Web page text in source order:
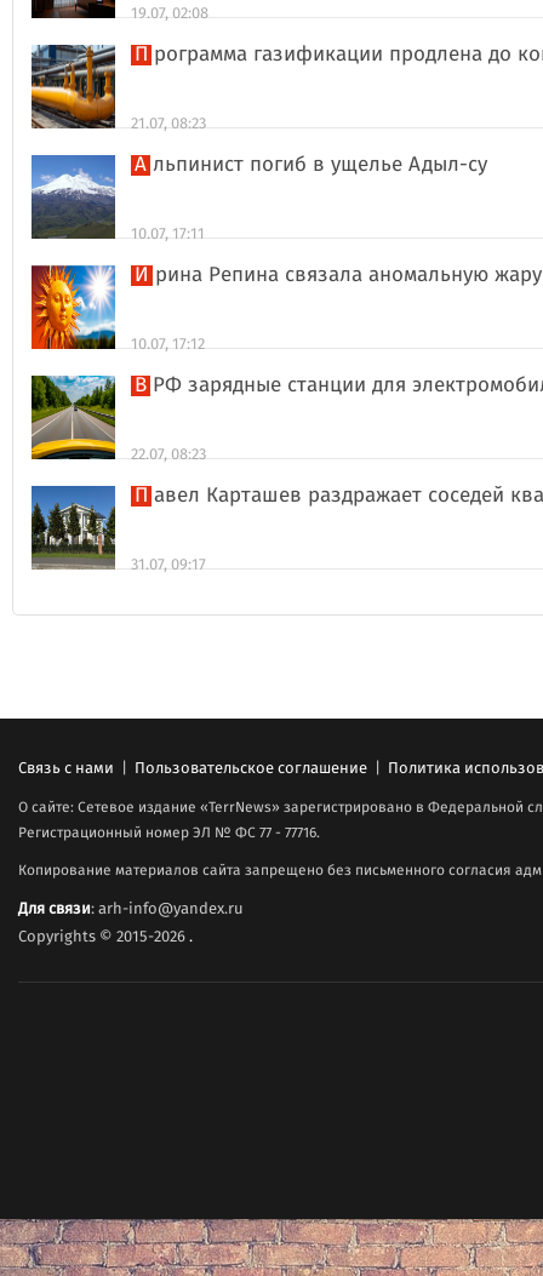
19.07, 02:08
Программа газификации продлена до
21.07, 08:23
Альпинист погиб в ущелье Адыл-су
10.07, 17:11
Ирина Репина связала аномальную
10.07, 17:12
В РФ зарядные станции для
22.07, 08:23
Павел Карташев раздражает соседей
31.07, 09:17
Связь с нами | Пользовательское соглашение | Политика
О сайте: Сетевое издание «TerrNews» зарегистрировано в Федеральной
Регистрационный номер ЭЛ № ФС 77 - 77716.
Копирование материалов сайта запрещено без письменного согласия
Для связи: arh-info@yandex.ru
Copyrights © 2015-2026.